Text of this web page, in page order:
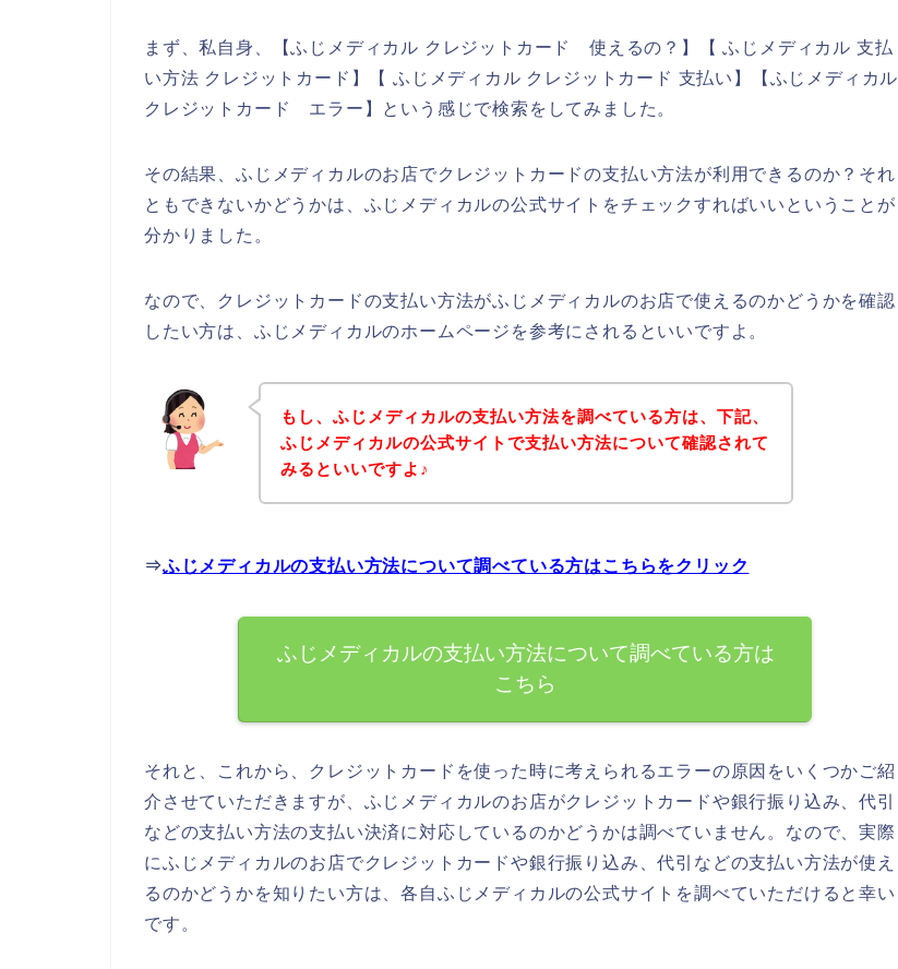
まず、私自身、【ふじメディカル クレジットカード 使えるの？】【 ふじメディカル 支払
い方法 クレジットカード】【 ふじメディカル クレジットカード 支払い】【ふじメディカル
クレジットカード エラー】という感じで検索をしてみました。
その結果、ふじメディカルのお店でクレジットカードの支払い方法が利用できるのか？それ
ともできないかどうかは、ふじメディカルの公式サイトをチェックすればいいということが
分かりました。
なので、クレジットカードの支払い方法がふじメディカルのお店で使えるのかどうかを確認
したい方は、ふじメディカルのホームページを参考にされるといいですよ。
もし、ふじメディカルの支払い方法を調べている方は、下記、
ふじメディカルの公式サイトで支払い方法について確認されて
みるといいですよ♪
⇒ふじメディカルの支払い方法について調べている方はこちらをクリック
ふじメディカルの支払い方法について調べている方は
こちら
それと、これから、クレジットカードを使った時に考えられるエラーの原因をいくつかご紹
介させていただきますが、ふじメディカルのお店がクレジットカードや銀行振り込み、代引
などの支払い方法の支払い決済に対応しているのかどうかは調べていません。なので、実際
にふじメディカルのお店でクレジットカードや銀行振り込み、代引などの支払い方法が使え
るのかどうかを知りたい方は、各自ふじメディカルの公式サイトを調べていただけると幸い
です。